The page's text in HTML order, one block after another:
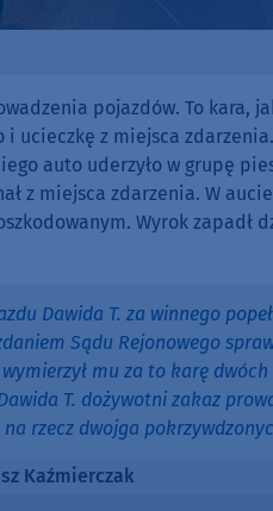
pojazdów. To kara,
ucieczkę z miejsca
auto uderzyło w grupę
z miejsca zdarzenia. W
Wyrok zapadł
Dawida T. za winnego
Sądu Rejonowego
mu za to karę
T. dożywotni zakaz
rzecz dwojga
Kaźmierczak